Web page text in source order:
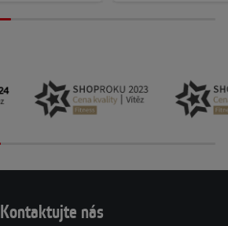
Kontaktujte nás